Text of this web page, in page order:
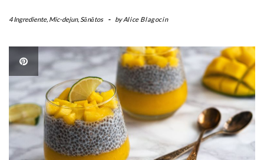
4 Ingrediente, Mic-dejun,Sănătos - byAlice Blagocin